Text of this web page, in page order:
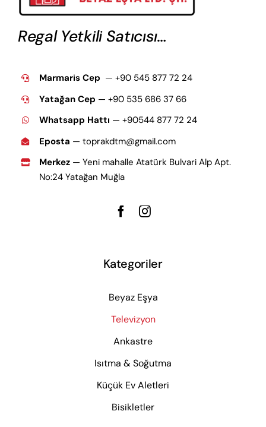
Regal Yetkili Satıcısı…
Marmaris Cep — +90 545 877 72 24
Yatağan Cep — +90 535 686 37 66
Whatsapp Hattı — +90544 877 72 24
Eposta — toprakdtm@gmail.com
Merkez — Yeni mahalle Atatürk Bulvari Alp Apt.
No:24 Yatağan Muğla
Kategoriler
Beyaz Eşya
Televizyon
Ankastre
Isıtma & Soğutma
Küçük Ev Aletleri
Bisikletler